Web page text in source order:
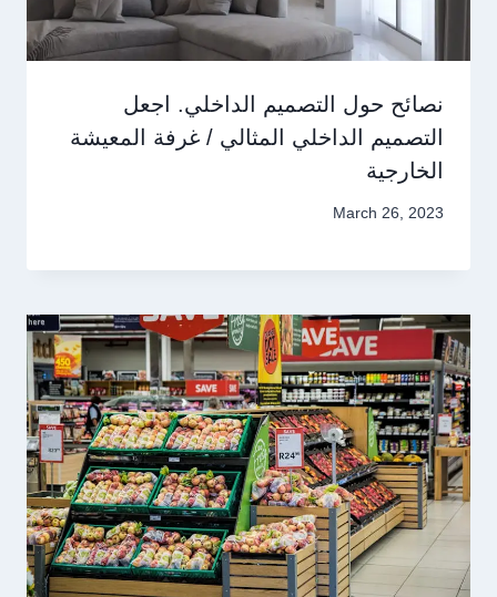
نصائح حول التصميم الداخلي. اجعل
التصميم الداخلي المثالي / غرفة المعيشة
الخارجية
March 26, 2023